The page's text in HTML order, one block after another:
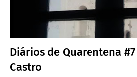
Diários de Quarentena
Castro